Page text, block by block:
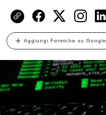
Aggiungi Formiche su Google